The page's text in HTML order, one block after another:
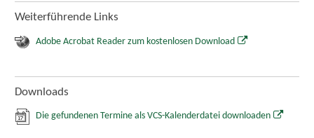
Weiterführende Links
Adobe Acrobat Reader zum kostenlosen Download
Downloads
Die gefundenen Termine als VCS-Kalenderdatei downloaden